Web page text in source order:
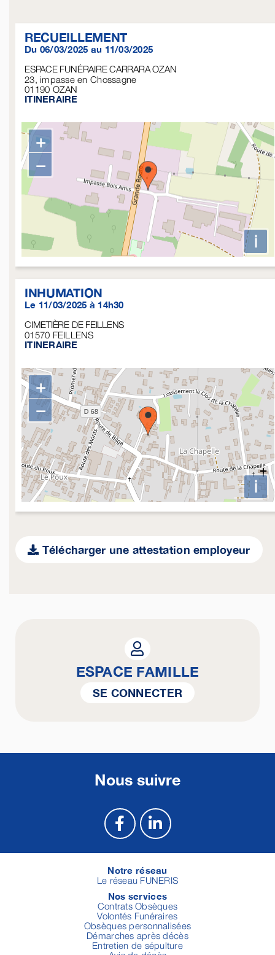
RECUEILLEMENT
Du 06/03/2025 au 11/03/2025
ESPACE FUNÉRAIRE CARRARA OZAN
23, impasse en Chossagne
01190 OZAN
ITINERAIRE
+
−
i
INHUMATION
Le 11/03/2025 à 14h30
CIMETIÈRE DE FEILLENS
01570 FEILLENS
ITINERAIRE
+
−
i
Télécharger une attestation employeur
ESPACE FAMILLE
SE CONNECTER
Nous suivre
Notre réseau
Le réseau FUNERIS
Nos services
Contrats Obsèques
Volontés Funéraires
Obsèques personnalisées
Démarches après décès
Entretien de sépulture